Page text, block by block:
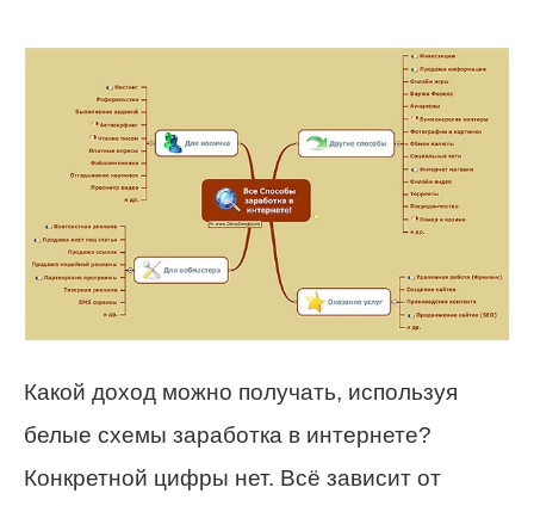
Какой доход можно получать, используя
белые схемы заработка в интернете?
Конкретной цифры нет. Всё зависит от